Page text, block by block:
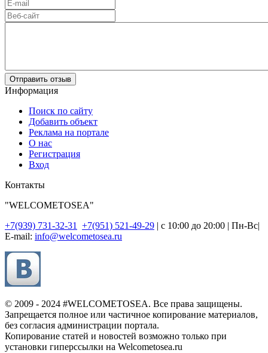
Отправить отзыв
Информация
Поиск по сайту
Добавить объект
Реклама на портале
О нас
Регистрация
Вход
Контакты
"WELCOMETOSEA"
+7(939) 731-32-31
+7(951) 521-49-29 | с 10:00 до 20:00 | Пн-Вс|
E-mail: info@welcometosea.ru
© 2009 - 2024 #WELCOMETOSEA. Все права защищены.
Запрещается полное или частичное копирование материалов,
без согласия администрации портала.
Копирование статей и новостей возможно только при
установки гиперссылки на Welcometosea.ru